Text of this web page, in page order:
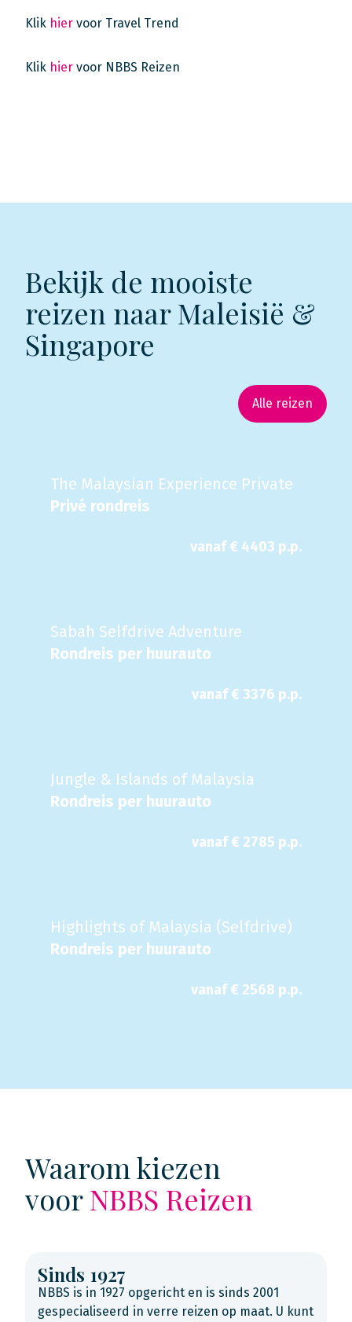
Klik hier voor Travel Trend
Klik hier voor NBBS Reizen
Bekijk de mooiste
reizen naar Maleisië &
Singapore
Alle reizen
The Malaysian Experience Private
Privé rondreis
vanaf € 4403 p.p.
Sabah Selfdrive Adventure
Rondreis per huurauto
vanaf € 3376 p.p.
Jungle & Islands of Malaysia
Rondreis per huurauto
vanaf € 2785 p.p.
Highlights of Malaysia (Selfdrive)
Rondreis per huurauto
vanaf € 2568 p.p.
Waarom kiezen
voorNBBS Reizen
Sinds 1927
NBBS is in 1927 opgericht en is sinds 2001
gespecialiseerd in verre reizen op maat. U kunt